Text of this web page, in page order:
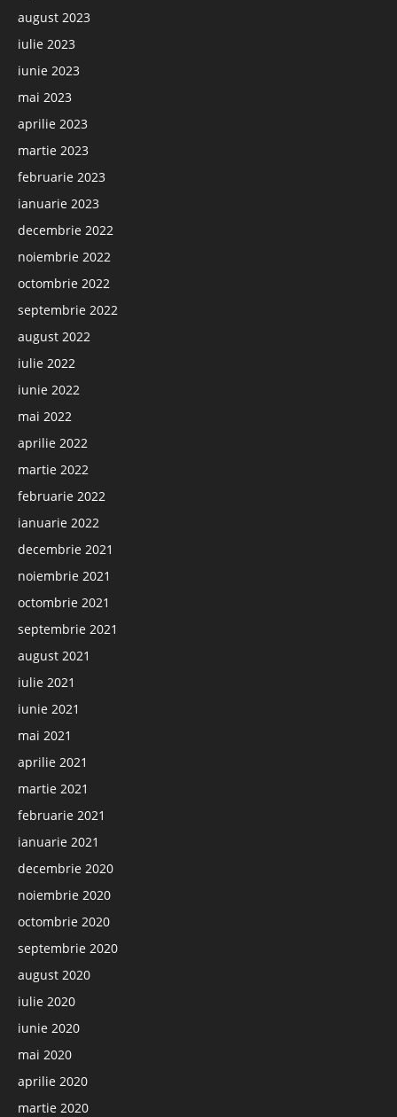
august 2023
iulie 2023
iunie 2023
mai 2023
aprilie 2023
martie 2023
februarie 2023
ianuarie 2023
decembrie 2022
noiembrie 2022
octombrie 2022
septembrie 2022
august 2022
iulie 2022
iunie 2022
mai 2022
aprilie 2022
martie 2022
februarie 2022
ianuarie 2022
decembrie 2021
noiembrie 2021
octombrie 2021
septembrie 2021
august 2021
iulie 2021
iunie 2021
mai 2021
aprilie 2021
martie 2021
februarie 2021
ianuarie 2021
decembrie 2020
noiembrie 2020
octombrie 2020
septembrie 2020
august 2020
iulie 2020
iunie 2020
mai 2020
aprilie 2020
martie 2020